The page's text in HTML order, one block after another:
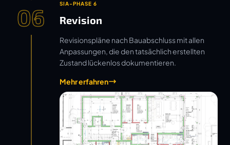
06 SIA-PHASE 6
Revision
Revisionspläne nach Bauabschluss mit allen
Anpassungen, die den tatsächlich erstellten
Zustand lückenlos dokumentieren.
Mehr erfahren